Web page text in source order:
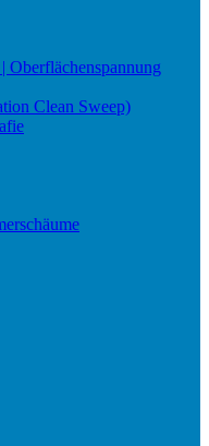
Oberflächenspannung
Clean Sweep)